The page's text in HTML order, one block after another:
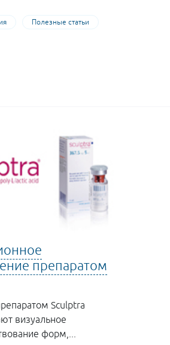
Полезные статьи
препаратом
Sculptra
визуальное
форм,...